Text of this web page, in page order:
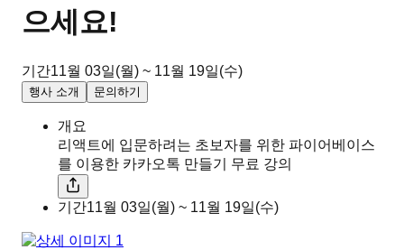
으세요!
기간11월 03일(월) ~ 11월 19일(수)
행사 소개 문의하기
개요
리액트에 입문하려는 초보자를 위한 파이어베이스
를 이용한 카카오톡 만들기 무료 강의
기간11월 03일(월) ~ 11월 19일(수)